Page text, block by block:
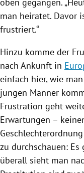
man heiratet. Davor
frustriert.“
Hinzu komme der
nach Ankunft in
einfach hier, wie
jungen Männer
Frustration geht
Erwartungen –
zu durchschauen:
überall sieht man